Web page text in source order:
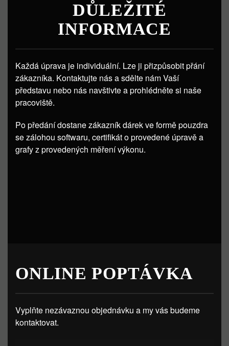
DŮLEŽITÉ
INFORMACE
Každá úprava je individuální. Lze ji přizpůsobit přání
zákazníka. Kontaktujte nás a sdělte nám Vaší
představu nebo nás navštivte a prohlédněte si naše
pracoviště.
Po předání dostane zákazník dárek ve formě pouzdra
se zálohou softwaru, certifikát o provedené úpravě a
grafy z provedených měření výkonu.
ONLINE POPTÁVKA
Vyplňte nezávaznou objednávku a my vás budeme
kontaktovat.